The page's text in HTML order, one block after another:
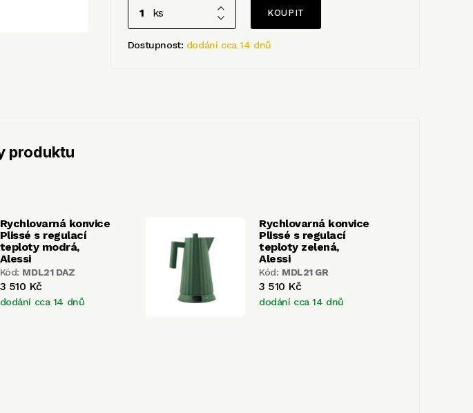
ks
Dostupnost: dodání cca 14 dnů
produktu
Rychlovarná konvice
Plissé s regulací
teploty modrá,
Alessi
Kód: MDL21 DAZ
3 510 Kč
dodání cca 14 dnů
Rychlovarná konvice
Plissé s regulací
teploty zelená,
Alessi
Kód: MDL21 GR
3 510 Kč
dodání cca 14 dnů